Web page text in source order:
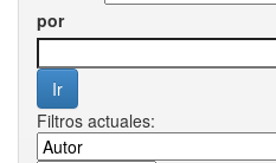
por
Filtros actuales: